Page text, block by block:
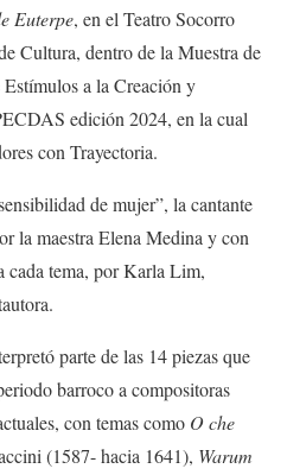
Euterpe, en el Teatro Socorro
Cultura, dentro de la Muestra de
a la Creación y
edición 2024, en la cual
con Trayectoria.
de mujer”, la cantante
la maestra Elena Medina y con
cada tema, por Karla Lim,
parte de las 14 piezas que
barroco a compositoras
con temas como O che
(1587- hacia 1641), Warum